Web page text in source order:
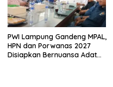
PWI Lampung Gandeng MPAL,
HPN dan Porwanas 2027
Disiapkan Bernuansa Adat